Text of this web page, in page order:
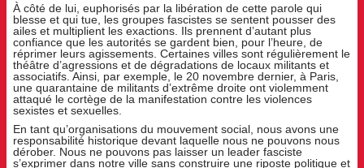
À côté de lui, euphorisés par la libération de cette parole qui
blesse et qui tue, les groupes fascistes se sentent pousser des
ailes et multiplient les exactions. Ils prennent d’autant plus
confiance que les autorités se gardent bien, pour l’heure, de
réprimer leurs agissements. Certaines villes sont régulièrement le
théâtre d’agressions et de dégradations de locaux militants et
associatifs. Ainsi, par exemple, le 20 novembre dernier, à Paris,
une quarantaine de militants d’extrême droite ont violemment
attaqué le cortège de la manifestation contre les violences
sexistes et sexuelles.
En tant qu’organisations du mouvement social, nous avons une
responsabilité historique devant laquelle nous ne pouvons nous
dérober. Nous ne pouvons pas laisser un leader fasciste
s’exprimer dans notre ville sans construire une riposte politique et